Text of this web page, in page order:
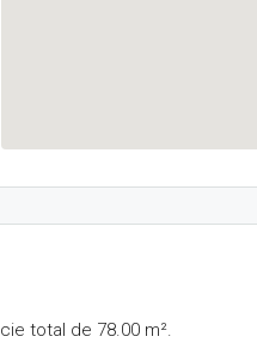
total de 78.00 m².